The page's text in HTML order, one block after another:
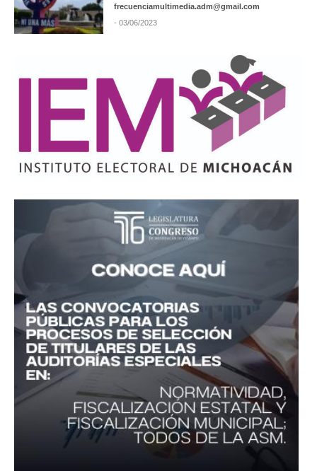
frecuenciamultimedia.adm@gmail.com
- 03/06/2023